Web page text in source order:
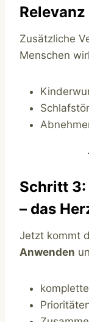
Relevanz
Zusätzliche
Menschen
Schritt 3:
– das
Jetzt kommt
Anwenden